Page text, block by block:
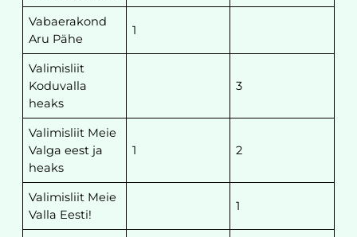
Vabaerakond
Aru Pähe
1
Valimisliit
Koduvalla
heaks
3
Valimisliit Meie
Valga eest ja
heaks
1 2
Valimisliit Meie
Valla Eesti!
1